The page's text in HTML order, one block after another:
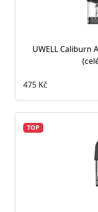
UWELL Caliburn
475 Kč
TOP